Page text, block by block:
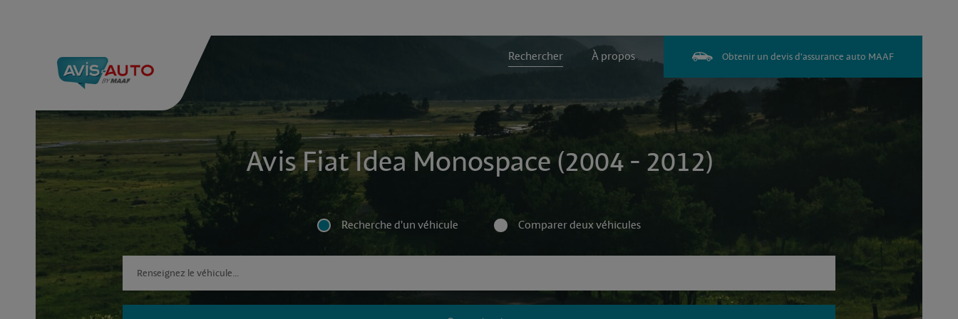
Rechercher À propos Obtenir un devis d'assurance auto MAAF
Avis Fiat Idea Monospace (2004 - 2012)
Recherche d'un véhicule Comparer deux véhicules